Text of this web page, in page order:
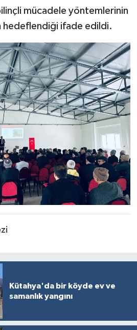
mücadele yöntemlerinin
hedeflendiği ifade edildi.
Kütahya'da bir köyde ev ve
samanlık yangını